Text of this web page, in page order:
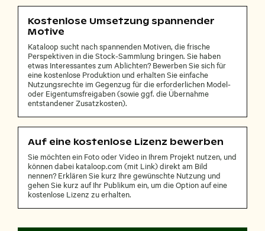
Kostenlose Umsetzung spannender
Motive
Kataloop sucht nach spannenden Motiven, die frische
Perspektiven in die Stock-Sammlung bringen. Sie haben
etwas Interessantes zum Ablichten? Bewerben Sie sich für
eine kostenlose Produktion und erhalten Sie einfache
Nutzungsrechte im Gegenzug für die erforderlichen Model-
oder Eigentumsfreigaben (sowie ggf. die Übernahme
entstandener Zusatzkosten).
Auf eine kostenlose Lizenz bewerben
Sie möchten ein Foto oder Video in Ihrem Projekt nutzen, und
können dabei kataloop.com (mit Link) direkt am Bild
nennen? Erklären Sie kurz Ihre gewünschte Nutzung und
gehen Sie kurz auf Ihr Publikum ein, um die Option auf eine
kostenlose Lizenz zu erhalten.